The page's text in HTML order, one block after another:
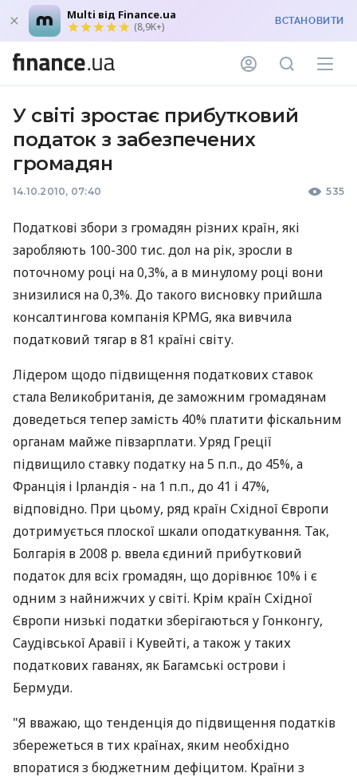
Multi від Finance.ua
(8,9K+) ВСТАНОВИТИ
У світі зростає прибутковий
податок з забезпечених
громадян
14.10.2010, 07:40 535
Податкові збори з громадян різних країн, які
заробляють 100-300 тис. дол на рік, зросли в
поточному році на 0,3%, а в минулому році вони
знизилися на 0,3%. До такого висновку прийшла
консалтингова компанія KPMG, яка вивчила
податковий тягар в 81 країні світу.
Лідером щодо підвищення податкових ставок
стала Великобританія, де заможним громадянам
доведеться тепер замість 40% платити фіскальним
органам майже півзарплати. Уряд Греції
підвищило ставку податку на 5 п.п., до 45%, а
Франція і Ірландія - на 1 п.п., до 41 і 47%,
відповідно. При цьому, ряд країн Східної Європи
дотримується плоскої шкали оподаткування. Так,
Болгарія в 2008 р. ввела єдиний прибутковий
податок для всіх громадян, що дорівнює 10% і є
одним з найнижчих у світі. Крім країн Східної
Європи низькі податки зберігаються у Гонконгу,
Саудівської Аравії і Кувейті, а також у таких
податкових гаванях, як Багамські острови і
Бермуди.
"Я вважаю, що тенденція до підвищення податків
збережеться в тих країнах, яким необхідно
впоратися з бюджетним дефіцитом. Країни з